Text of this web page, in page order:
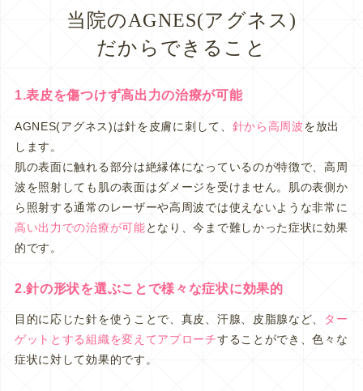
当院のAGNES(アグネス)
だからできること
1.表皮を傷つけず高出力の治療が可能
AGNES(アグネス)は針を皮膚に刺して、 針から高周波を放出
します。
肌の表面に触れる部分は絶縁体になっているのが特徴で、高周
波を照射しても肌の表面はダメージを受けません。肌の表側か
ら照射する通常のレーザーや高周波では使えないような非常に
高い出力での治療が可能となり、今まで難しかった症状に効果
的です。
2.針の形状を選ぶことで様々な症状に効果的
目的に応じた針を使うことで、真皮、汗腺、皮脂腺など、
ター
ゲットとする組織を変えてアプローチすることができ、色々な
症状に対して効果的です。